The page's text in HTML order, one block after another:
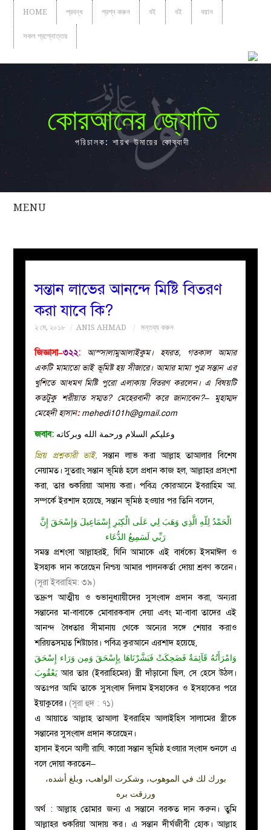
HOME প্রবন্ধ প্রশ্ন করুন বই বই বয়ান
সকল প্রশ্নোত্তর
কোরআনের জ্যোতি
পরিচালক: শায়খ উমায়ের কোব্বাদী
MENU
সকল
নারীদের
ইসলাহী
প্রশ্ন
করুন
সন্তান লাভের আনন্দে মিষ্টি বিতরণ
করা যাবে কি?
২ মে, ২০১৮ ANIS AHMAD মন্তব্য করুন
জিজ্ঞাসা–৩২২:
আস্সালামুআলাইকুম। হযরত, গতকাল আমার
একটি মামাতো ভাই ভূমিষ্ট হয় সীজারে। আমার মামা পুত্র সন্তান এর
খুশিতে আধমণ মিষ্টি পুরো এলাকায় বিতরণ করলেন। এ বিষয়টি
কতটুকু শরীয়াত সম্মত? মেহেরবানী করে জানাবেন?– মুহাম্মদ
মেহেদী হাসান: mehedi101h@gmail.com
জবাব: وعليكم السلام ورحمة الله وبركاته
প্রিয় প্রশ্নকারী ভাই,
সন্তান লাভ করা আল্লাহ তাআলার বিশেষ
নেয়ামত। সুতরাং সন্তান ভূমিষ্ঠ হলে প্রধান কাজ হল, আল্লাহর প্রসংশা
করা, তার শুকরিয়া আদায় করা। পবিত্র কোরআনে ইবরাহিম আ.
সম্পর্কে ইরশাদ হয়েছে, সন্তান ভূমিষ্ঠ হওয়ার পর তিনি বলেন,
الْحَمْدُ لِلّهِ الَّذِي وَهَبَ لِي عَلَى الْكِبَرِ إِسْمَاعِيلَ وَإِسْحَقَ إِنَّ
رَبِّي لَسَمِيعُ الدُّعَاء
সমস্ত প্রশংসা আল্লাহরই, যিনি আমাকে এই বার্ধক্যে ইসমাঈল ও
ইসহাক দান করেছেন নিশ্চয় আমার পালনকর্তা দোয়া শ্রবণ করেন।
(সূরা ইবরাহিম: ৩৯)
তদ্রুপ আত্মীয় ও শুভানুধ্যায়ীদের সুসংবাদ প্রদান করা, অন্যরা
সন্তানের মা-বাবাকে মোবারকবাদ দেয়া এবং মা-বাবা তাদের এই
আনন্দ বৈধতার সীমানায় থেকে অন্যের সঙ্গে শেয়ার করাও
শরিয়তসম্মত শিষ্টাচার। পবিত্র কুরআনে এরশাদ হয়েছে,
وَامْرَأَتُهُ قَآئِمَةٌ فَضَحِكَتْ فَبَشَّرْنَاهَا بِإِسْحَقَ وَمِن وَرَاء إِسْحَقَ
يَعْقُوبَআর তার (ইবরাহিমের) স্ত্রী দাঁড়ানো ছিল, সে হেসে উঠল।
অতঃপর আমি তাকে সুসংবাদ দিলাম ইসহাকের ও ইসহাকের পরে
ইয়াকুবের। (সূরা হুদ : ৭১)
এ আয়াতে আল্লাহ তাআলা ইবরাহিম আলাইহিস সালামের স্ত্রীকে
সন্তানের সুসংবাদ প্রদান করেছেন।
হাসান ইবনে আলী রাযি. কারো সন্তান ভূমিষ্ঠ হওয়ার সংবাদ শুনলে এ
বলে দোয়া করতেন–
بورك لك في الموهوب، وشكرت الواهب، وبلغ أشده،
ورزقت بره
অর্থ : আল্লাহ তোমার জন্য এ সন্তানে বরকত দান করুন। তুমি
আল্লাহর শুকরিয়া আদায় কর। এ সন্তান দীর্ঘজীবী হোক। আল্লাহ